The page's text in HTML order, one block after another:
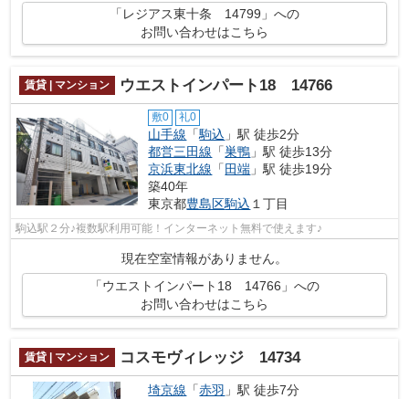
「レジアス東十条 14799」への
お問い合わせはこちら
賃貸 | マンション ウエストインパート18 14766
敷0 礼0
山手線 「駒込 」駅 徒歩2分
都営三田線 「巣鴨 」駅 徒歩13分
京浜東北線 「 田端 」駅 徒歩19分
築40年
東京都豊島区駒込 １丁目
駒込駅２分♪複数駅利用可能！インターネット無料で使えます♪
現在空室情報がありません。
「ウエストインパート18 14766」への
お問い合わせはこちら
賃貸 | マンション コスモヴィレッジ 14734
埼京線 「赤羽 」駅 徒歩7分